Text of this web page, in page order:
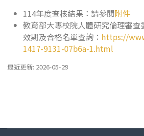
114年度查核結果：請參閱附件
教育部大專校院人體研究倫理審
效期及合格名單查詢： https://
1417-9131-07b6a-1.html
最近更新: 2026-05-29